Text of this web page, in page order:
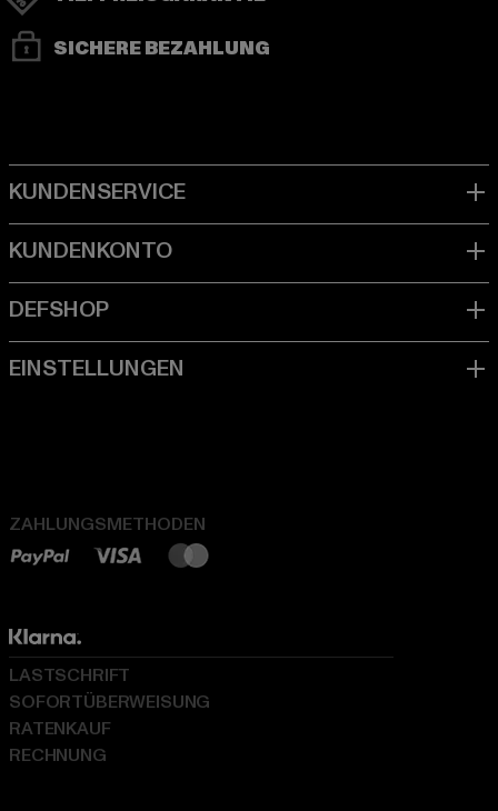
SICHERE BEZAHLUNG
ZAHLUNGSMETHODEN
LASTSCHRIFT
SOFORTÜBERWEISUNG
RATENKAUF
RECHNUNG